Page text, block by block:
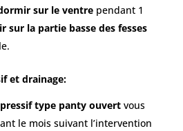
sur le ventrependant 1
sur la partie basse des fesses
et drainage:
type panty ouvertvous
le mois suivant l’intervention